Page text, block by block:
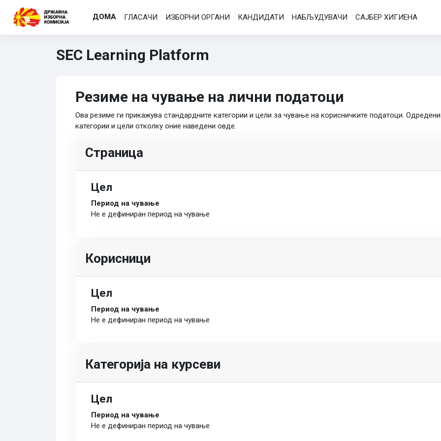
Оди до главна содржина
ДОМА
ГЛАСАЧИ ИЗБОРНИ ОРГАНИ КАНДИДАТИ НАБЉУДУВАЧИ САЈБЕР ХИГИЕНА
SEC Learning Platform
Резиме на чување на лични податоци
Ова резиме ги прикажува стандардните категории и цели за чување на корисничките податоци.
категории и цели отколку оние наведени овде.
Страница
Цел
Период на чување
Не е дефиниран период на чување
Корисници
Цел
Период на чување
Не е дефиниран период на чување
Категорија на курсеви
Цел
Период на чување
Не е дефиниран период на чување